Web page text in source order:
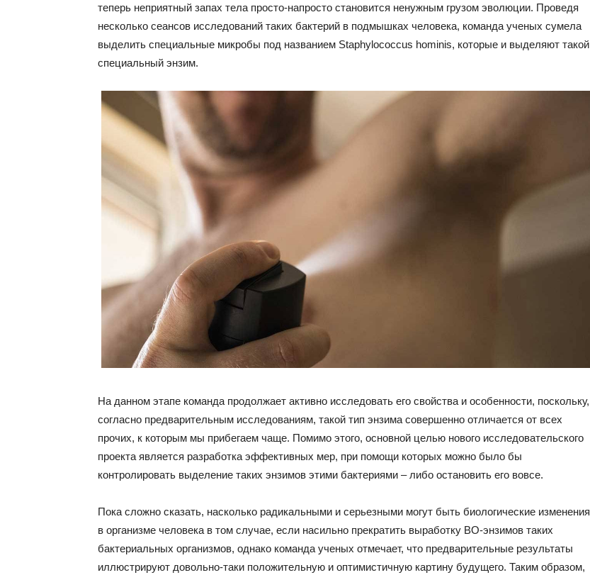
теперь неприятный запах тела просто-напросто становится ненужным грузом эволюции. Проведя
несколько сеансов исследований таких бактерий в подмышках человека, команда ученых сумела
выделить специальные микробы под названием Staphylococcus hominis, которые и выделяют такой
специальный энзим.
На данном этапе команда продолжает активно исследовать его свойства и особенности, поскольку,
согласно предварительным исследованиям, такой тип энзима совершенно отличается от всех
прочих, к которым мы прибегаем чаще. Помимо этого, основной целью нового исследовательского
проекта является разработка эффективных мер, при помощи которых можно было бы
контролировать выделение таких энзимов этими бактериями – либо остановить его вовсе.
Пока сложно сказать, насколько радикальными и серьезными могут быть биологические изменения
в организме человека в том случае, если насильно прекратить выработку BO-энзимов таких
бактериальных организмов, однако команда ученых отмечает, что предварительные результаты
иллюстрируют довольно-таки положительную и оптимистичную картину будущего. Таким образом,